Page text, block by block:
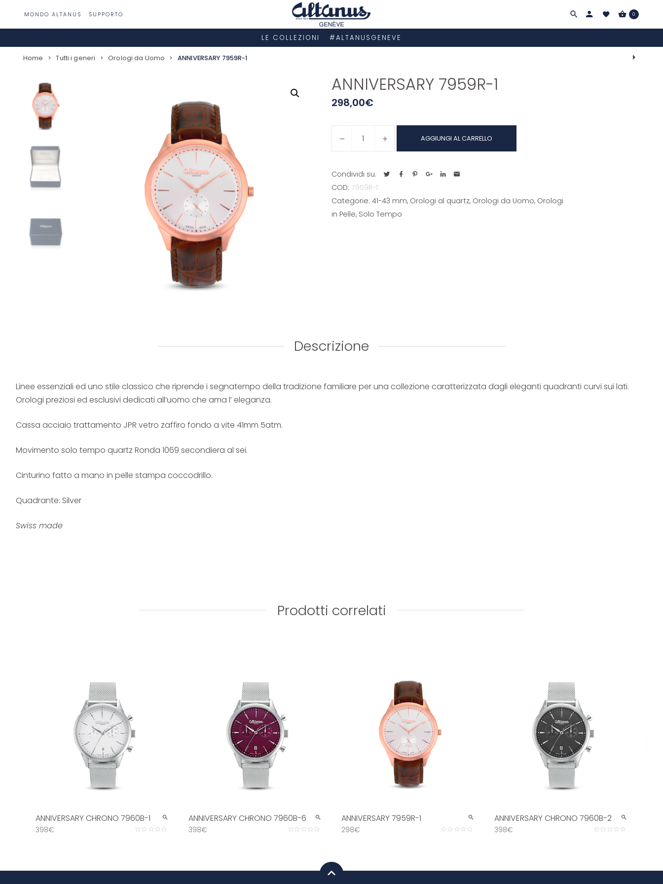
MONDO ALTANUS SUPPORTO 0
LE COLLEZIONI #ALTANUSGENEVE
Home Tutti i generi Orologi da Uomo ANNIVERSARY 7959R-1
ANNIVERSARY 7959R-1
298,00€
quantità
AGGIUNGI AL CARRELLO
Condividi su:
COD: 7959R-1
Categorie: 41-43 mm, Orologi al quartz, Orologi da Uomo, Orologi
in Pelle, Solo Tempo
Descrizione
Linee essenziali ed uno stile classico che riprende i segnatempo della tradizione familiare per una collezione caratterizzata dagli eleganti quadranti curvi sui lati.
Orologi preziosi ed esclusivi dedicati all’uomo che ama l’ eleganza.
Cassa acciaio trattamento JPR vetro zaffiro fondo a vite 41mm 5atm.
Movimento solo tempo quartz Ronda 1069 secondiera al sei.
Cinturino fatto a mano in pelle stampa coccodrillo.
Quadrante: Silver
Swiss made
Prodotti correlati
ANNIVERSARY CHRONO 7960B-1
398€
ANNIVERSARY CHRONO 7960B-6
398€
ANNIVERSARY 7959R-1
298€
ANNIVERSARY CHRONO 7960B-2
398€